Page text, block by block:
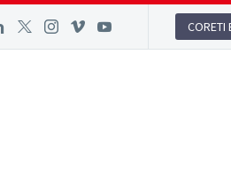
CORETI